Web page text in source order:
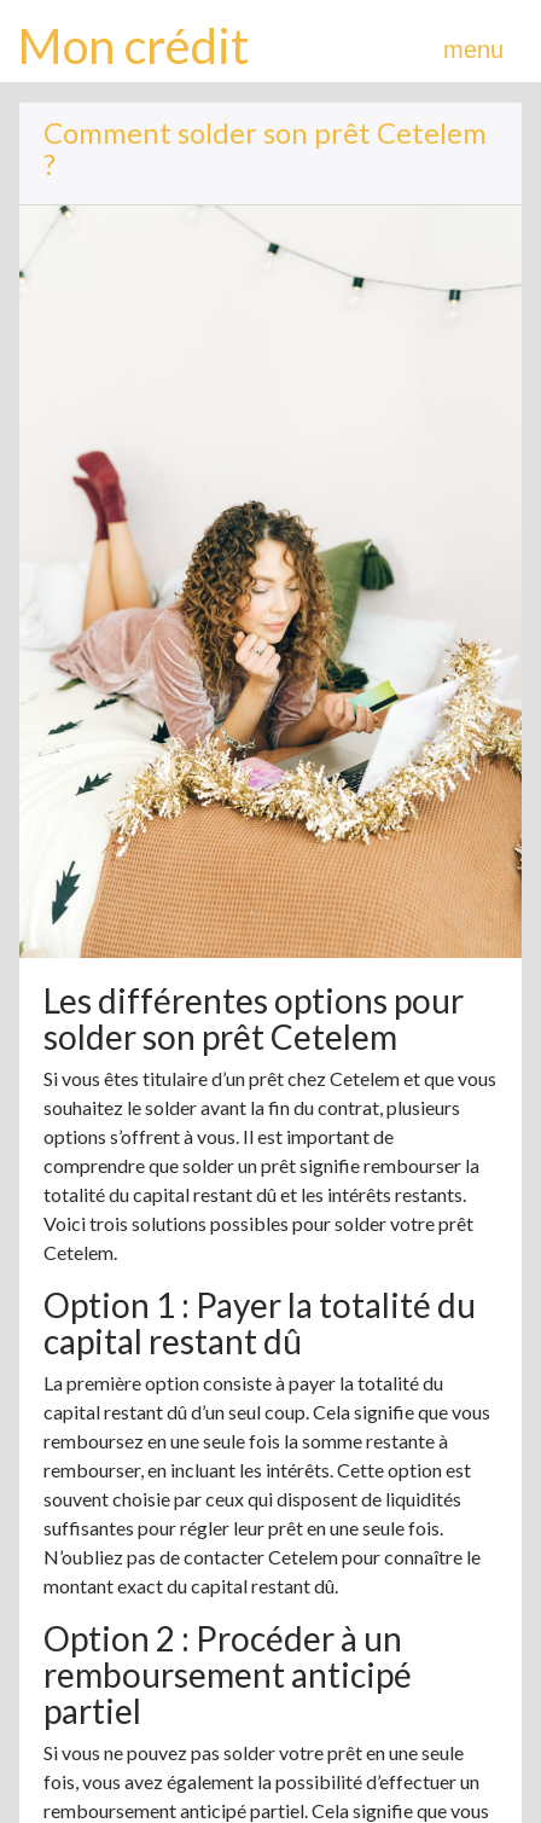
Mon crédit menu
Comment solder son prêt Cetelem
?
Les différentes options pour
solder son prêt Cetelem
Si vous êtes titulaire d’un prêt chez Cetelem et que vous
souhaitez le solder avant la fin du contrat, plusieurs
options s’offrent à vous. Il est important de
comprendre que solder un prêt signifie rembourser la
totalité du capital restant dû et les intérêts restants.
Voici trois solutions possibles pour solder votre prêt
Cetelem.
Option 1 : Payer la totalité du
capital restant dû
La première option consiste à payer la totalité du
capital restant dû d’un seul coup. Cela signifie que vous
remboursez en une seule fois la somme restante à
rembourser, en incluant les intérêts. Cette option est
souvent choisie par ceux qui disposent de liquidités
suffisantes pour régler leur prêt en une seule fois.
N’oubliez pas de contacter Cetelem pour connaître le
montant exact du capital restant dû.
Option 2 : Procéder à un
remboursement anticipé
partiel
Si vous ne pouvez pas solder votre prêt en une seule
fois, vous avez également la possibilité d’effectuer un
remboursement anticipé partiel. Cela signifie que vous